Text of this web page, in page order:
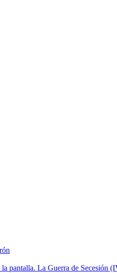
pantalla. La Guerra de Secesión